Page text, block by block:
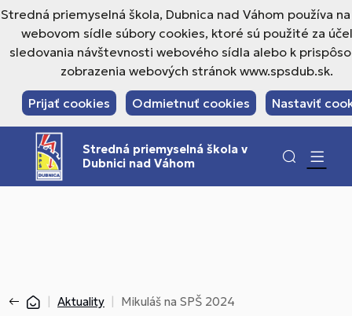
Stredná priemyselná škola, Dubnica nad Váhom používa
webovom sídle súbory cookies, ktoré sú použité za
sledovania návštevnosti webového sídla alebo k
zobrazenia webových stránok www.spsdub.sk.
Prijať cookies Odmietnuť cookies Nastaviť
Stredná priemyselná škola v
Dubnici nad Váhom
Aktuality Mikuláš na SPŠ 2024